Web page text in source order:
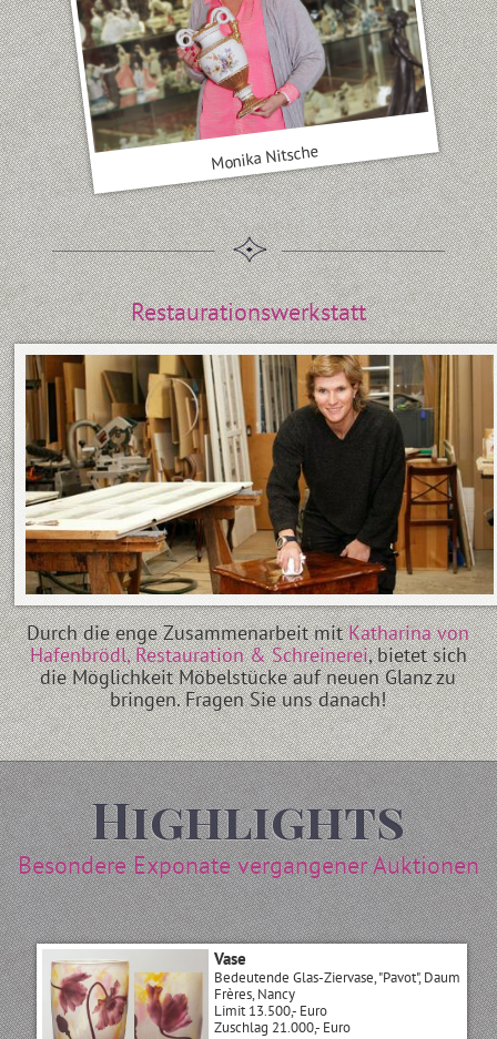
Monika Nitsche
Restaurationswerkstatt
Durch die enge Zusammenarbeit mitKatharina von
Hafenbrödl, Restauration & Schreinerei, bietet sich
die Möglichkeit Möbelstücke auf neuen Glanz zu
bringen. Fragen Sie uns danach!
Highlights
Besondere Exponate vergangener Auktionen
Vase
Bedeutende Glas-Ziervase, "Pavot", Daum
Frères, Nancy
Limit 13.500,- Euro
Zuschlag 21.000,- Euro